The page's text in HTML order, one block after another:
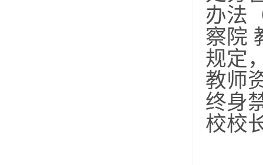
办法
察院
规定
教师
终身
校校